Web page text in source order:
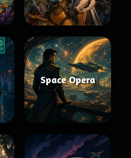
Space Opera